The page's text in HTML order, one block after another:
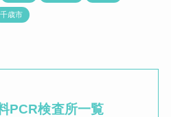
千歳市
PCR検査所一覧